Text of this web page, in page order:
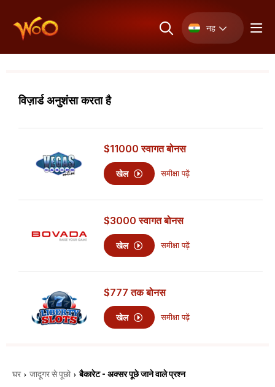
नह
विज़ार्ड अनुशंसा करता है
$11000 स्वागत बोनस
खेल समीक्षा पढ़ें
$3000 स्वागत बोनस
खेल समीक्षा पढ़ें
$777 तक बोनस
खेल समीक्षा पढ़ें
घर › जादूगर से पूछो › बैकारेट - अक्सर पूछे जाने वाले प्रश्न